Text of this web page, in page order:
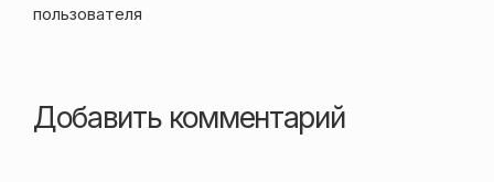
пользователя
Добавить комментарий